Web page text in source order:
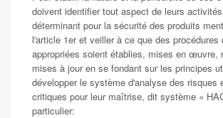
doivent identifier tout aspect de leurs
déterminant pour la sécurité des produits
l'article 1er et veiller à ce que des procédures
appropriées soient établies, mises en œuvre,
mises à jour en se fondant sur les principes
développer le système d'analyse des risques
critiques pour leur maîtrise, dit système «
particulier: